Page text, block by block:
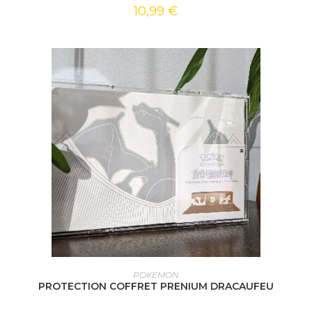
10,99 €
AJOUTER AU PANIER
POKEMON
PROTECTION COFFRET PRENIUM DRACAUFEU